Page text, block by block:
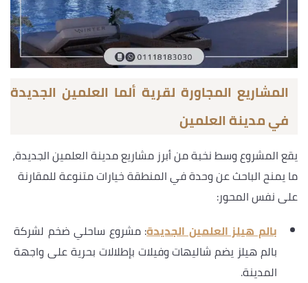
المشاريع المجاورة لقرية ألما العلمين الجديدة
في مدينة العلمين
يقع المشروع وسط نخبة من أبرز مشاريع مدينة العلمين الجديدة،
ما يمنح الباحث عن وحدة في المنطقة خيارات متنوعة للمقارنة
على نفس المحور:
بالم هيلز العلمين الجديدة: مشروع ساحلي ضخم لشركة
بالم هيلز يضم شاليهات وفيلات بإطلالات بحرية على واجهة
المدينة.